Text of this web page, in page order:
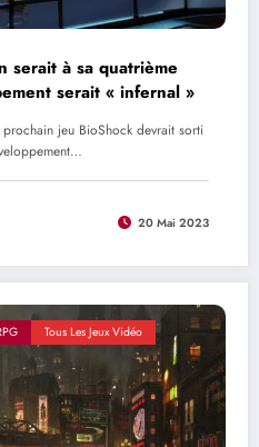
serait à sa quatrième
serait « infernal »
jeu BioShock devrait sorti
20 Mai 2023
Tous Les Jeux Vidéo